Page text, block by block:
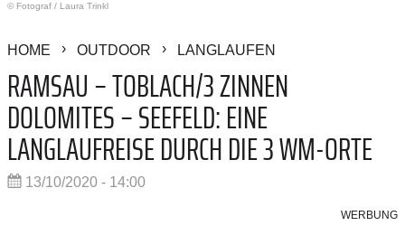
© Fotograf / Laura Trinkl
HOME OUTDOOR LANGLAUFEN
RAMSAU – TOBLACH/3 ZINNEN
DOLOMITES – SEEFELD: EINE
LANGLAUFREISE DURCH DIE 3 WM-ORTE
13/10/2020 - 14:00
WERBUNG